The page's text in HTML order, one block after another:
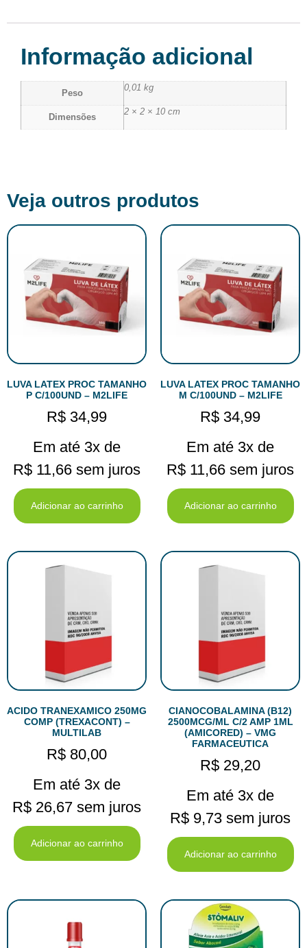
Informação adicional
Peso
0,01 kg
Dimensões
2 × 2 × 10 cm
Veja outros produtos
LUVA LATEX PROC TAMANHO
P C/100UND – M2LIFE
R$ 34,99
Em até 3x de
R$ 11,66 sem juros
Adicionar ao carrinho
LUVA LATEX PROC TAMANHO
M C/100UND – M2LIFE
R$ 34,99
Em até 3x de
R$ 11,66 sem juros
Adicionar ao carrinho
ACIDO TRANEXAMICO 250MG
COMP (TREXACONT) –
MULTILAB
R$ 80,00
Em até 3x de
R$ 26,67 sem juros
Adicionar ao carrinho
CIANOCOBALAMINA (B12)
2500MCG/ML C/2 AMP 1ML
(AMICORED) – VMG
FARMACEUTICA
R$ 29,20
Em até 3x de
R$ 9,73 sem juros
Adicionar ao carrinho